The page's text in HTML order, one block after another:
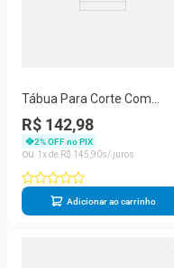
Tábua Para Corte Com
Canaleta Em Madeira Teca
Invertida - Stolf 39x25
R$ 142,98
2% OFF no PIX
1
R$ 145 90
Adicionar ao carrinho